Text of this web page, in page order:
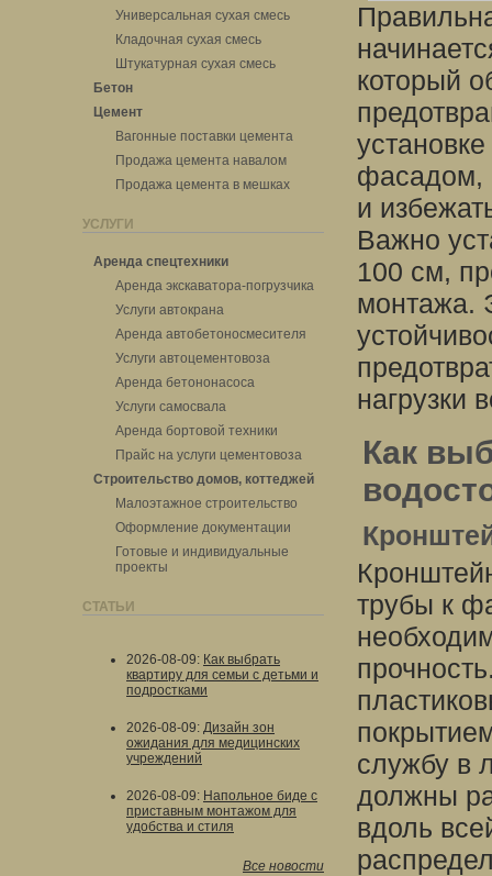
Универсальная сухая смесь
Кладочная сухая смесь
Штукатурная сухая смесь
Бетон
Цемент
Вагонные поставки цемента
Продажа цемента навалом
Продажа цемента в мешках
УСЛУГИ
Аренда спецтехники
Аренда экскаватора-погрузчика
Услуги автокрана
Аренда автобетоносмесителя
Услуги автоцементовоза
Аренда бетононасоса
Услуги самосвала
Аренда бортовой техники
Прайс на услуги цементовоза
Строительство домов, коттеджей
Малоэтажное строительство
Оформление документации
Готовые и индивидуальные
проекты
СТАТЬИ
2026-08-09: Как выбрать
квартиру для семьи с детьми и
подростками
2026-08-09: Дизайн зон
ожидания для медицинских
учреждений
2026-08-09: Напольное биде с
приставным монтажом для
удобства и стиля
Все новости
который
фасадом,
и
Важно
100 см,
монтажа.
нагрузки
Как
трубы к
службу в
должны
вдоль